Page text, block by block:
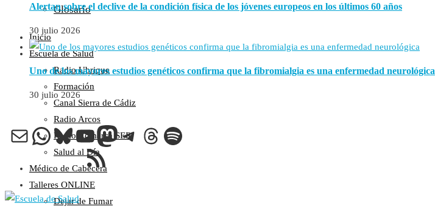
Newsletter
Glosario
Inicio
Escuela de Salud
Radio Ubrique
Formación
Canal Sierra de Cádiz
Radio Arcos
Radio Comarca SER
Salud al Día
Médico de Cabecera
Talleres ONLINE
Dejar de Fumar
Alertan sobre el declive de la condición física de los jóvenes europeos en los últimos 60 años
30 julio 2026
Uno de los mayores estudios genéticos confirma que la fibromialgia es una enfermedad neurológica
30 julio 2026
Correo electrónico
WhatsApp
Bluesky
YouTube
Mastodon
Telegram
Threads
Spotify
Feed RSS